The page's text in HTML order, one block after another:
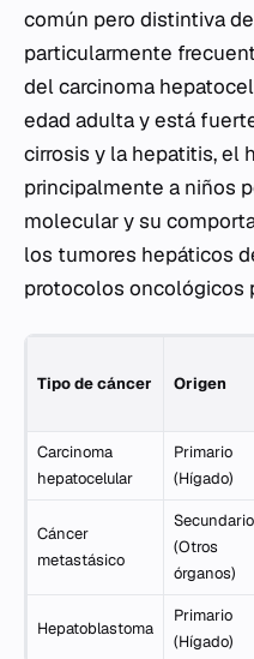
común pero distintiva
particularmente
del carcinoma
edad adulta y está
cirrosis y la hepatitis, el
principalmente a niños
molecular y su
los tumores hepáticos
protocolos oncológicos
Tipo de cáncer Origen
Carcinoma
hepatocelular
Primario
(Hígado)
Cáncer
metastásico
Secundario
(Otros
órganos)
Hepatoblastoma
Primario
(Hígado)